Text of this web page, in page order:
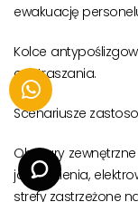
ewakuację
Kolce
odstraszania.
Scenariusze
Obszary
jak więzienia,
strefy zastrzeżone